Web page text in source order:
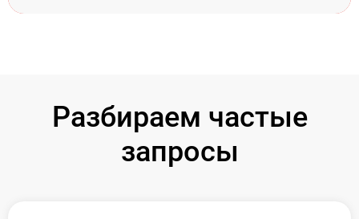
Разбираем частые
запросы